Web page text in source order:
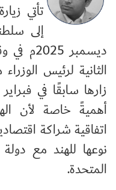
تأتي
ديسمبر
الثانية لرئيس
أهميةً خاصة لأن
اتفاقية شراكة
نوعها للهند مع
المتحدة.